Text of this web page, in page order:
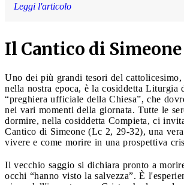
Leggi l'articolo
Il Cantico di Simeone
Uno dei più grandi tesori del cattolicesimo,
nella nostra epoca, è la cosiddetta Liturgia
“preghiera ufficiale della Chiesa”, che
nei vari momenti della giornata. Tutte le
dormire, nella cosiddetta Compieta, ci
Cantico di Simeone (Lc 2, 29-32), una
vivere e come morire in una prospettiva
Il vecchio saggio si dichiara pronto a
occhi “hanno visto la salvezza”. È